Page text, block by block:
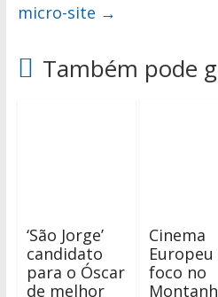
micro-site →
Também pode
‘São Jorge’
candidato
para o Óscar
de melhor
Cinema
Europeu
foco no